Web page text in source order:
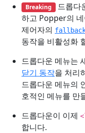
Breaking 드롭다
하고 Popper의
제어자의
동작을 비활성화
드롭다운 메뉴는
닫기 동작을 처리
드롭다운 메뉴의
호적인 메뉴를 만
드롭다운이 이제
합니다.